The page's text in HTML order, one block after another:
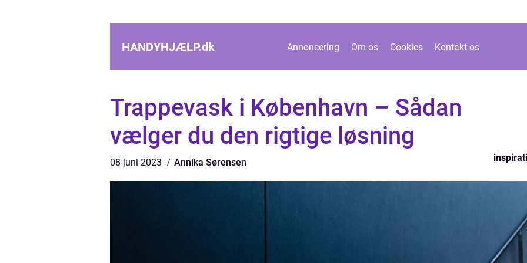
HANDYHJÆLP.dk Annoncering Om os Cookies Kontakt os
Trappevask i København – Sådan
vælger du den rigtige løsning
08 juni 2023 Annika Sørensen